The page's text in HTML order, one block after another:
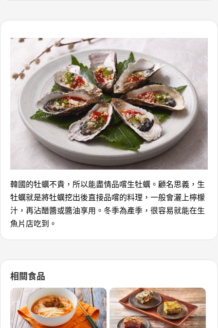
韓國的牡蠣不貴，所以能盡情品嚐生牡蠣。顧名思義，生
牡蠣就是將牡蠣挖出後直接品嚐的料理，一般會灑上檸檬
汁，再沾醋醬或醬油享用。冬季為產季，很容易就能在生
魚片店吃到。
相關食品